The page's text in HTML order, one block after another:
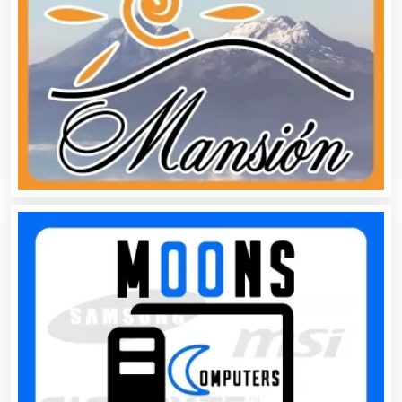
Automatización
Automóviles Nuevos y Usados
Autopartes Eléctricas
Balnearios
Bancos